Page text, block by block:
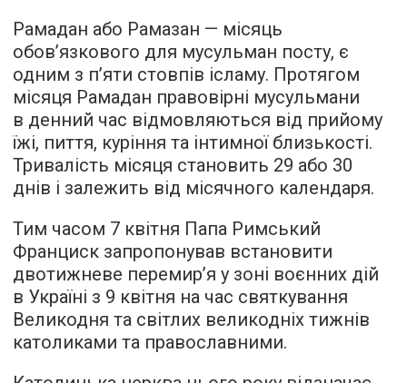
Рамадан або Рамазан — місяць
обов’язкового для мусульман посту, є
одним з п’яти стовпів ісламу. Протягом
місяця Рамадан правовірні мусульмани
в денний час відмовляються від прийому
їжі, пиття, куріння та інтимної близькості.
Тривалість місяця становить 29 або 30
днів і залежить від місячного календаря.
Тим часом 7 квітня Папа Римський
Франциск запропонував встановити
двотижневе перемир’я у зоні воєнних дій
в Україні з 9 квітня на час святкування
Великодня та світлих великодніх тижнів
католиками та православними.